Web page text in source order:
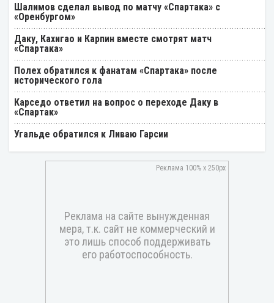
Шалимов сделал вывод по матчу «Спартака» с
«Оренбургом»
Даку, Кахигао и Карпин вместе смотрят матч
«Спартака»
Полех обратился к фанатам «Спартака» после
исторического гола
Карседо ответил на вопрос о переходе Даку в
«Спартак»
Угальде обратился к Ливаю Гарсии